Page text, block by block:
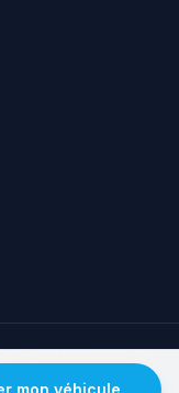
Agent formateur· ©
mon véhicule